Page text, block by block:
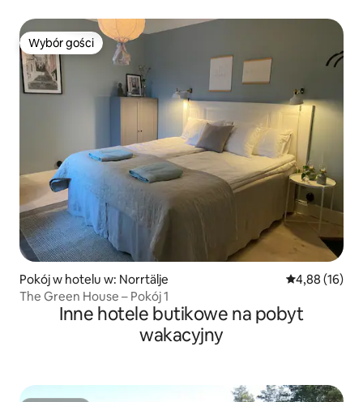
Wybór gości
Wybór gości
Pokój w hotelu w: Norrtälje Średnia
4,88 (16)
The Green House – Pokój 1
Inne hotele butikowe na pobyt
wakacyjny